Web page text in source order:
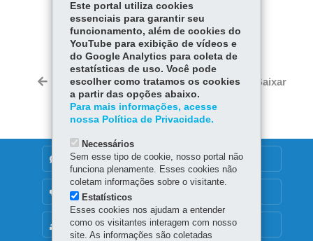
COMPARTILHE:
Fa
ce
bo
ok
Tw
itt
er
W
ha
ts
p
Voltar Início Imprimir Baixar
MAPA DO SITE
DENUNCIE CORRUPÇÃO
OUVIDORIA
Este portal utiliza cookies
essenciais para garantir seu
funcionamento, além de cookies do
YouTube para exibição de vídeos e
do Google Analytics para coleta de
estatísticas de uso. Você pode
escolher como tratamos os cookies
a partir das opções abaixo.
Para mais informações, acesse
nossa Política de Privacidade.
Necessários
Sem esse tipo de cookie, nosso portal não
funciona plenamente. Esses cookies não
coletam informações sobre o visitante.
Estatísticos
Esses cookies nos ajudam a entender
como os visitantes interagem com nosso
site. As informações são coletadas